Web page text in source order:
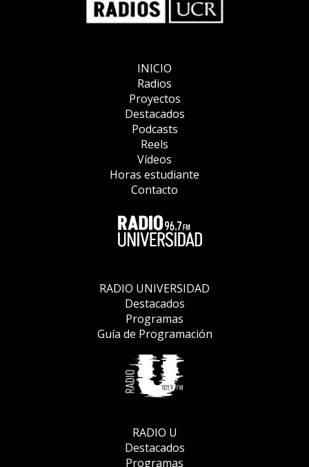
INICIO
Radios
Proyectos
Destacados
Podcasts
Reels
Vídeos
Horas estudiante
Contacto
RADIO UNIVERSIDAD
Destacados
Programas
Guía de Programación
RADIO U
Destacados
Programas